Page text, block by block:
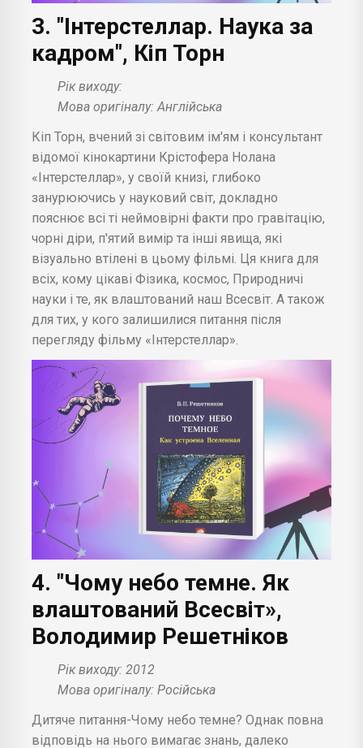
3. "Інтерстеллар. Наука за
кадром", Кіп Торн
Рік виходу:
Мова оригіналу: Англійська
Кіп Торн, вчений зі світовим ім'ям і консультант
відомої кінокартини Крістофера Нолана
«Інтерстеллар», у своїй книзі, глибоко
занурюючись у науковий світ, докладно
пояснює всі ті неймовірні факти про гравітацію,
чорні діри, п'ятий вимір та інші явища, які
візуально втілені в цьому фільмі. Ця книга для
всіх, кому цікаві Фізика, космос, Природничі
науки і те, як влаштований наш Всесвіт. А також
для тих, у кого залишилися питання після
перегляду фільму «Інтерстеллар».
4. "Чому небо темне. Як
влаштований Всесвіт»,
Володимир Решетніков
Рік виходу: 2012
Мова оригіналу: Російська
Дитяче питання-Чому небо темне? Однак повна
відповідь на нього вимагає знань, далеко